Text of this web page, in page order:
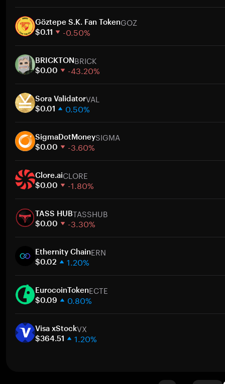
30 jours
Capitalisation boursière
Göztepe S.K. Fan TokenGOZ
$0.11 -0.50%
30 jours
Capitalisation boursière
BRICKTONBRICK
$0.00 -43.20%
30 jours
Capitalisation boursière
Sora ValidatorVAL
$0.01 0.50%
30 jours
Capitalisation boursière
SigmaDotMoneySIGMA
$0.00 -3.60%
30 jours
Capitalisation boursière
Clore.aiCLORE
$0.00 -1.80%
30 jours
Capitalisation boursière
TASS HUBTASSHUB
$0.00 -3.30%
30 jours
Capitalisation boursière
Ethernity ChainERN
$0.02 1.20%
30 jours
Capitalisation boursière
EurocoinTokenECTE
$0.09 0.80%
30 jours
Capitalisation boursière
Visa xStockVX
$364.51 1.20%